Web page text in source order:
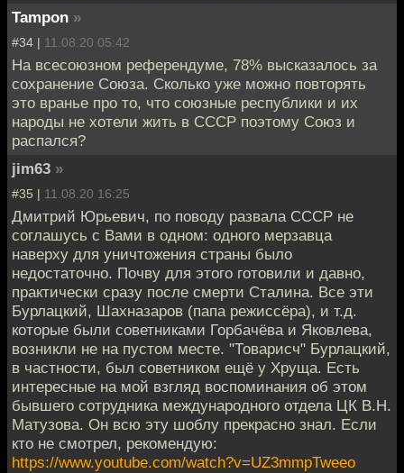
Tampon »
#34 | 11.08.20 05:42
На всесоюзном референдуме, 78% высказалось за
сохранение Союза. Сколько уже можно повторять
это вранье про то, что союзные республики и их
народы не хотели жить в СССР поэтому Союз и
распался?
jim63 »
#35 | 11.08.20 16:25
Дмитрий Юрьевич, по поводу развала СССР не
соглашусь с Вами в одном: одного мерзавца
наверху для уничтожения страны было
недостаточно. Почву для этого готовили и давно,
практически сразу после смерти Сталина. Все эти
Бурлацкий, Шахназаров (папа режиссёра), и т.д.
которые были советниками Горбачёва и Яковлева,
возникли не на пустом месте. "Товарисч" Бурлацкий,
в частности, был советником ещё у Хруща. Есть
интересные на мой взгляд воспоминания об этом
бывшего сотрудника международного отдела ЦК В.Н.
Матузова. Он всю эту шоблу прекрасно знал. Если
кто не смотрел, рекомендую:
https://www.youtube.com/watch?v=UZ3mmpTweeo